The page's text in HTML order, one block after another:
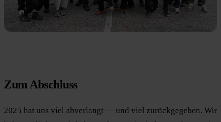
Zum Abschluss
2025 hat uns viel abverlangt — und viel zurückgegeben. Wir